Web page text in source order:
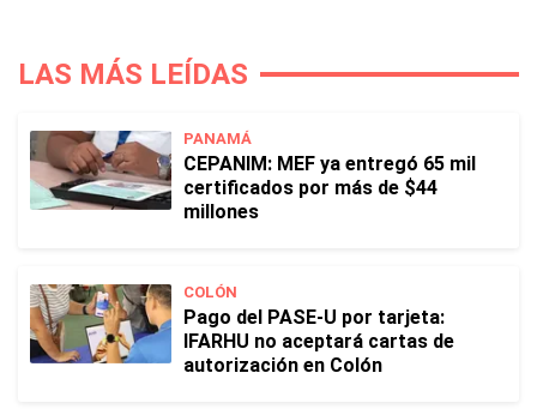
LAS MÁS LEÍDAS
PANAMÁ
CEPANIM: MEF ya entregó 65 mil
certificados por más de $44
millones
COLÓN
Pago del PASE-U por tarjeta:
IFARHU no aceptará cartas de
autorización en Colón